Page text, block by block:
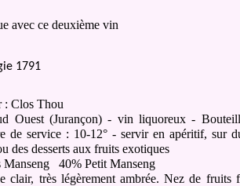
avec ce deuxième vin
: Clos Thou
Ouest (Jurançon) - vin liquoreux -
de service : 10-12° - servir en apéritif, sur
des desserts aux fruits exotiques
Manseng
40% Petit Manseng
clair, très légèrement ambrée. Nez de